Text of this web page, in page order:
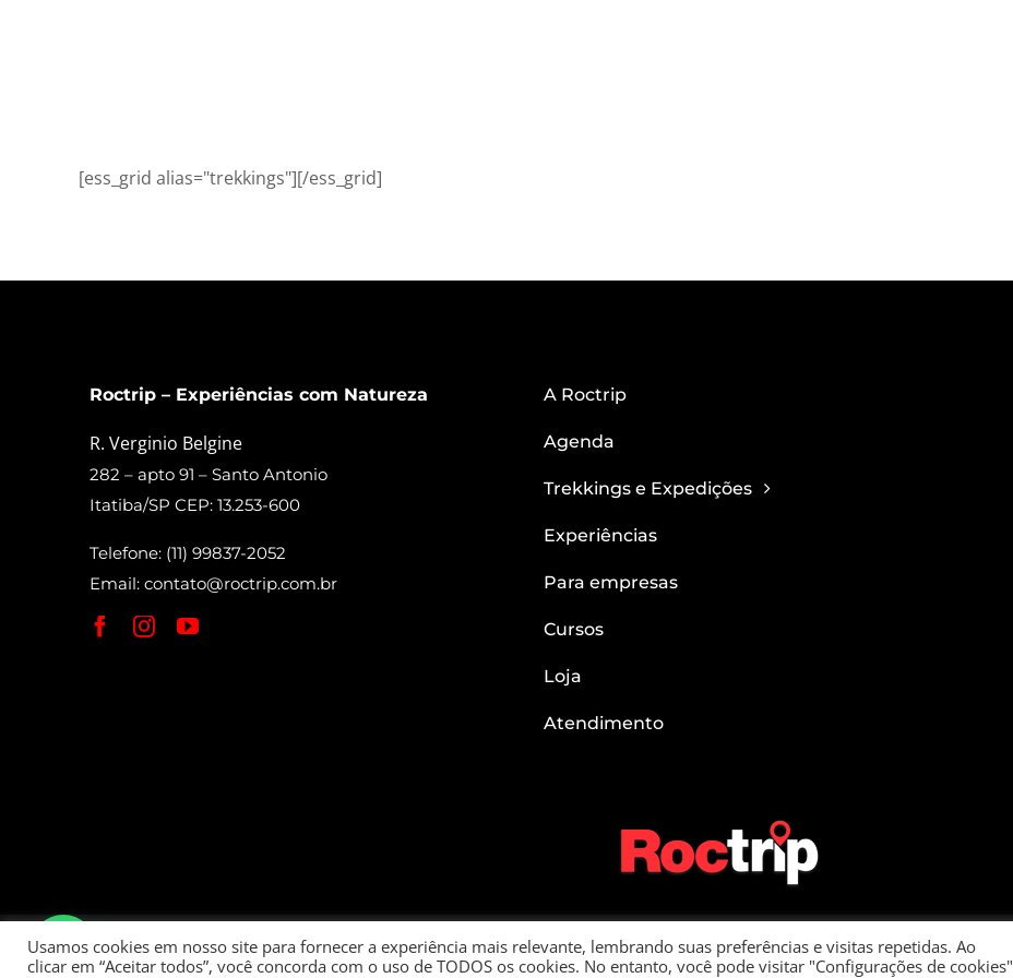
[ess_grid alias="trekkings"][/ess_grid]
Roctrip – Experiências com Natureza
R. Verginio Belgine
282 – apto 91 – Santo Antonio
Itatiba/SP CEP: 13.253-600
Telefone: (11) 99837-2052
Email: contato@roctrip.com.br
A Roctrip
Agenda
Trekkings e Expedições
Experiências
Para empresas
Cursos
Loja
Atendimento
Usamos cookies em nosso site para fornecer a experiência mais relevante, lembrando suas preferências e visitas repetidas. Ao
clicar em “Aceitar todos”, você concorda com o uso de TODOS os cookies. No entanto, você pode visitar "Configurações de cookies"